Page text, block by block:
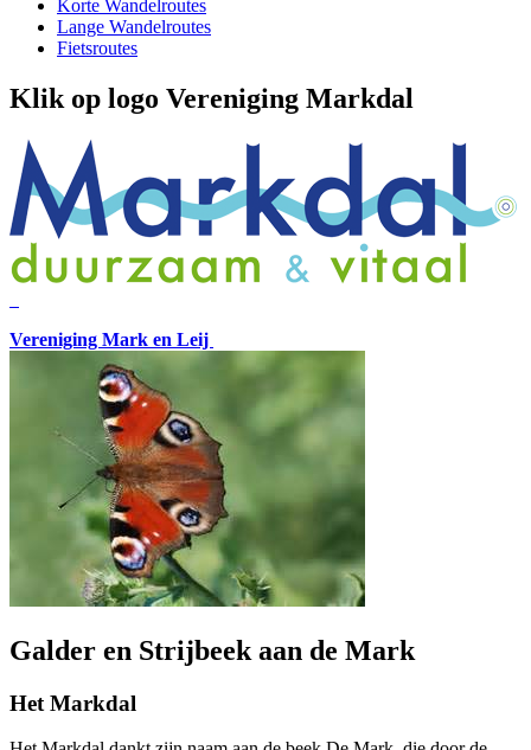
Korte Wandelroutes
Lange Wandelroutes
Fietsroutes
Klik op logo Vereniging Markdal
Vereniging Mark en Leij
Galder en Strijbeek aan de Mark
Het Markdal